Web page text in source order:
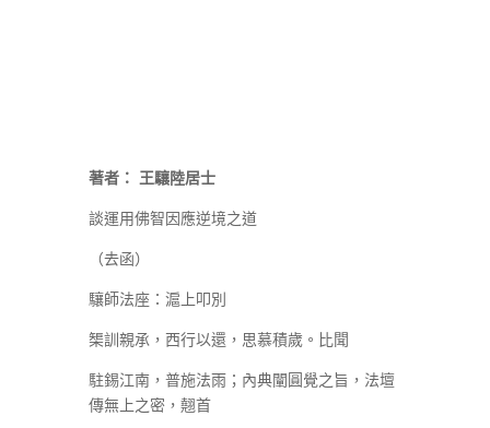
著者： 王驤陸居士
談運用佛智因應逆境之道
（去函）
驤師法座：滬上叩別
榘訓親承，西行以還，思慕積歲。比聞
駐錫江南，普施法雨；內典闡圓覺之旨，法壇
傳無上之密，翹首